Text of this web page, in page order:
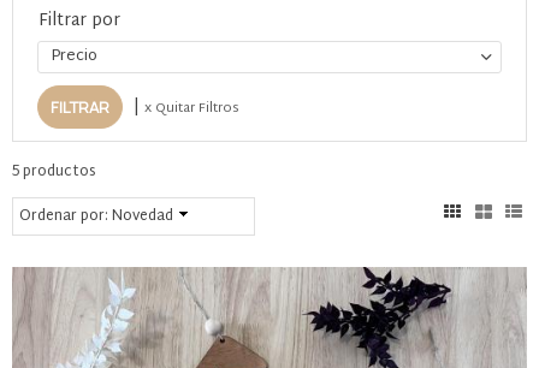
Filtrar por
Precio
| x Quitar Filtros
5 productos
Ordenar por:Novedad